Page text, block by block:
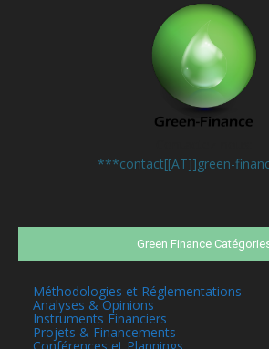
***contact[[AT]]green-
Green Finance
Méthodologies et Réglementations
Analyses & Opinions
Instruments Financiers
Projets & Financements